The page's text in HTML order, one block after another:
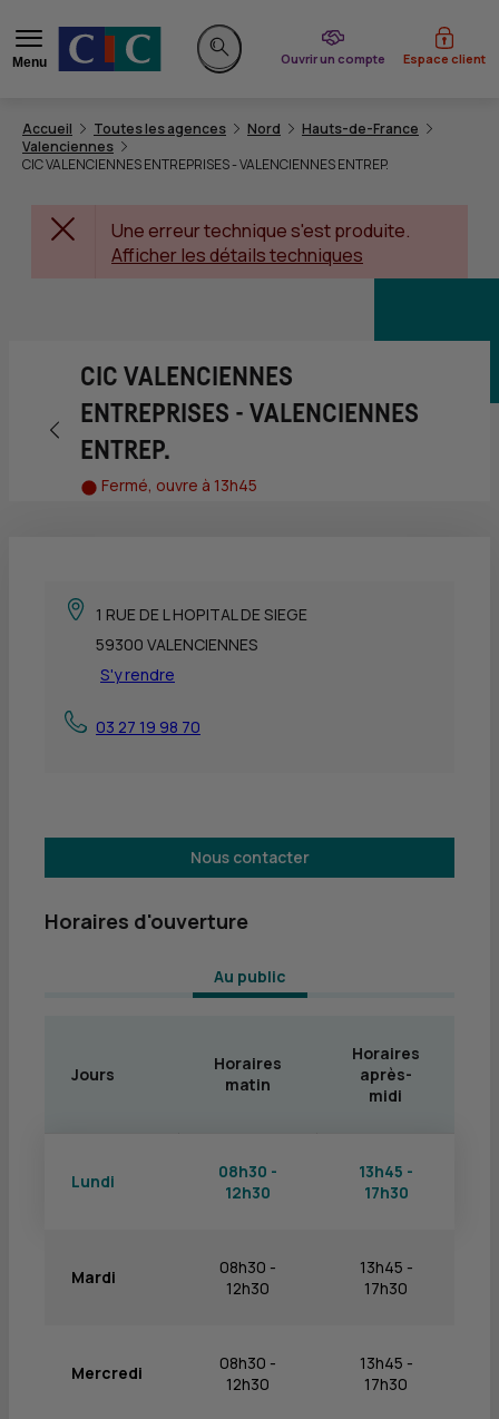
Menu
Rechercher sur le site
Ouvrir un compte
du CIC Espace client
Accueil Toutes les agences Nord
Hauts-de-France
Valenciennes
CIC VALENCIENNES ENTREPRISES - VALENCIENNES ENTREP.
Une erreur technique s'est produite.
Afficher les détails techniques
Retour vers la page précédente
CIC VALENCIENNES
ENTREPRISES - VALENCIENNES
ENTREP.
Fermé, ouvre à 13h45
1 RUE DE L HOPITAL DE SIEGE
59300 VALENCIENNES
S'y rendre
03 27 19 98 70
Nous contacter
Horaires d'ouverture
Au public
Jours
Horaires
matin
Horaires
après-
midi
Lundi
08h30 -
12h30
13h45 -
17h30
Mardi
08h30 -
12h30
13h45 -
17h30
Mercredi
08h30 -
12h30
13h45 -
17h30